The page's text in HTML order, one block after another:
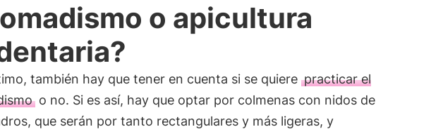
o apicultura
también hay que tener en cuenta si se quiere practicar el
o no. Si es así, hay que optar por colmenas con nidos de
que serán por tanto rectangulares y más ligeras, y